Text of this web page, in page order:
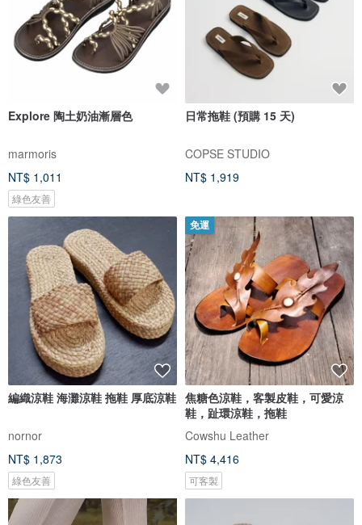
Explore 陶土奶油漸層色
marmoris
NT$ 1,011
綠色友善
日常拖鞋 (預購 15 天)
COPSE STUDIO
NT$ 1,919
編織涼鞋 海灘涼鞋 拖鞋 厚底涼鞋
nornor
NT$ 1,873
綠色友善
免運
焦糖色涼鞋，客製皮鞋，可愛涼
鞋，趾環涼鞋，拖鞋
Cowshu Leather
NT$ 4,416
可客製